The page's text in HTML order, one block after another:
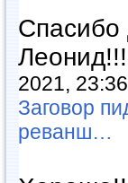
Спасибо
2021,
Заговор
реванш…